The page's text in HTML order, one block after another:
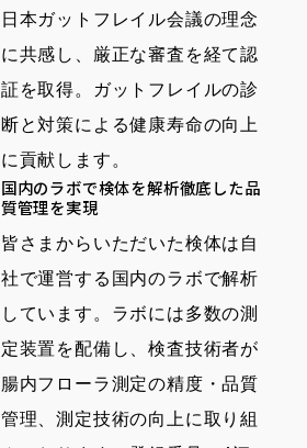
日本ガットフレイル会議の理念
に共感し、厳正な審査を経て認
証を取得。ガットフレイルの診
断と対策による健康寿命の向上
に貢献します。
国内のラボで検体を解析徹底した品
質管理を実現
皆さまからいただいた検体は自
社で運営する国内のラボで解析
しています。ラボには多数の測
定装置を配備し、検査技術者が
腸内フローラ測定の精度・品質
管理、測定技術の向上に取り組